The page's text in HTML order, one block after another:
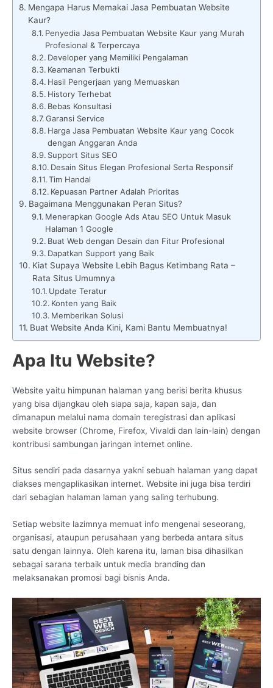
Mengapa Harus Memakai Jasa Pembuatan Website
Kaur?
Penyedia Jasa Pembuatan Website Kaur yang Murah
Profesional & Terpercaya
Developer yang Memiliki Pengalaman
Keamanan Terbukti
Hasil Pengerjaan yang Memuaskan
History Terhebat
Bebas Konsultasi
Garansi Service
Harga Jasa Pembuatan Website Kaur yang Cocok
dengan Anggaran Anda
Support Situs SEO
Desain Situs Elegan Profesional Serta Responsif
Tim Handal
Kepuasan Partner Adalah Prioritas
Bagaimana Menggunakan Peran Situs?
Menerapkan Google Ads Atau SEO Untuk Masuk
Halaman 1 Google
Buat Web dengan Desain dan Fitur Profesional
Dapatkan Support yang Baik
Kiat Supaya Website Lebih Bagus Ketimbang Rata –
Rata Situs Umumnya
Update Teratur
Konten yang Baik
Memberikan Solusi
Buat Website Anda Kini, Kami Bantu Membuatnya!
Apa Itu Website?
Website yaitu himpunan halaman yang berisi berita khusus
yang bisa dijangkau oleh siapa saja, kapan saja, dan
dimanapun melalui nama domain teregistrasi dan aplikasi
website browser (Chrome, Firefox, Vivaldi dan lain-lain) dengan
kontribusi sambungan jaringan internet online.
Situs sendiri pada dasarnya yakni sebuah halaman yang dapat
diakses mengaplikasikan internet. Website ini juga bisa terdiri
dari sebagian halaman laman yang saling terhubung.
Setiap website lazimnya memuat info mengenai seseorang,
organisasi, ataupun perusahaan yang berbeda antara situs
satu dengan lainnya. Oleh karena itu, laman bisa dihasilkan
sebagai sarana terbaik untuk media branding dan
melaksanakan promosi bagi bisnis Anda.